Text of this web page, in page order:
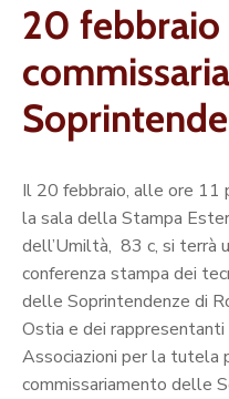
20
Il 20 febbraio, alle ore 11
la sala della Stampa
dell’Umiltà, 83 c, si terrà
conferenza stampa dei
delle Soprintendenze di
Ostia e dei
Associazioni per la tutela
commissariamento delle